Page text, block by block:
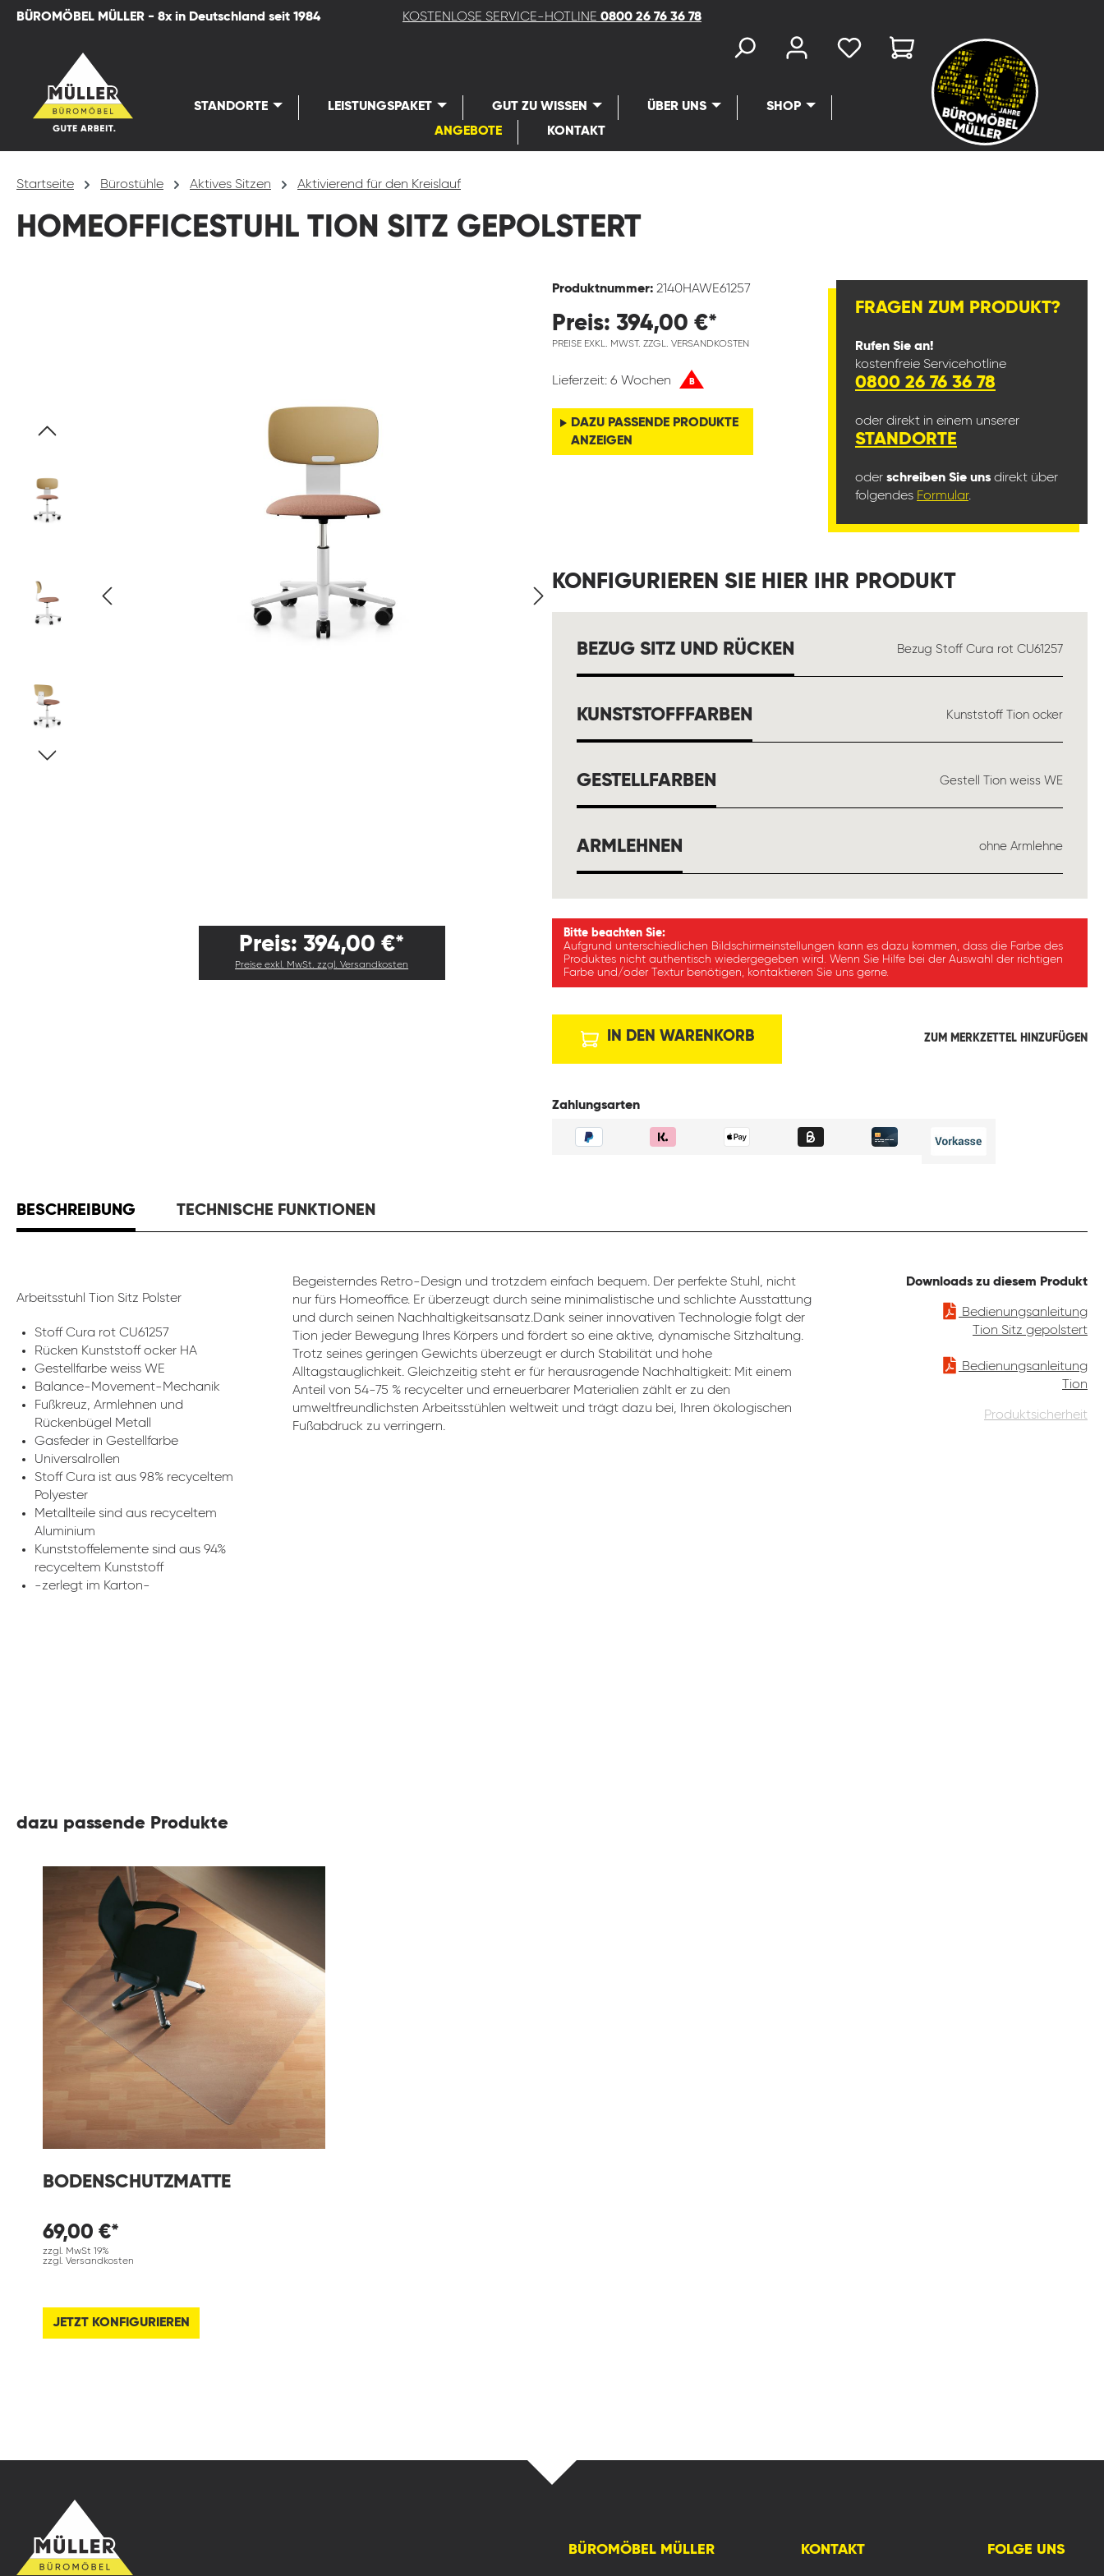
Zur Hauptnavigation springen
BÜROMÖBEL MÜLLER - 8x in Deutschland seit 1984 KOSTENLOSE SERVICE-HOTLINE 0800 26 76 36 78
STANDORTE LEISTUNGSPAKET GUT ZU WISSEN ÜBER UNS
SHOP
ANGEBOTE
KONTAKT
Startseite Bürostühle Aktives Sitzen Aktivierend für den Kreislauf
HOMEOFFICESTUHL TION SITZ GEPOLSTERT
Preis: 394,00 €*
Preise exkl. MwSt. zzgl. Versandkosten
Produktnummer: 2140HAWE61257
Preis: 394,00 €*
PREISE EXKL. MWST. ZZGL. VERSANDKOSTEN
Lieferzeit: 6 Wochen B
DAZU PASSENDE PRODUKTE
ANZEIGEN
FRAGEN ZUM PRODUKT?
Rufen Sie an!
kostenfreie Servicehotline
0800 26 76 36 78
oder direkt in einem unserer
STANDORTE
oder schreiben Sie uns direkt über
folgendes Formular.
KONFIGURIEREN SIE HIER IHR PRODUKT
BEZUG SITZ UND RÜCKEN AUSWÄHLENBezug Stoff Cura rot CU61257
KUNSTSTOFFFARBEN Kunststoff Tion ocker
GESTELLFARBEN Gestell Tion weiss WE
ARMLEHNEN ohne Armlehne
Bitte beachten Sie:
Aufgrund unterschiedlichen Bildschirmeinstellungen kann es dazu kommen, dass die Farbe des
Produktes nicht authentisch wiedergegeben wird. Wenn Sie Hilfe bei der Auswahl der richtigen
Farbe und/oder Textur benötigen, kontaktieren Sie uns gerne.
IN DEN WARENKORB ZUM MERKZETTEL HINZUFÜGEN
Zahlungsarten
BESCHREIBUNG TECHNISCHE FUNKTIONEN
Arbeitsstuhl Tion Sitz Polster
Stoff Cura rot CU61257
Rücken Kunststoff ocker HA
Gestellfarbe weiss WE
Balance-Movement-Mechanik
Fußkreuz, Armlehnen und
Rückenbügel Metall
Gasfeder in Gestellfarbe
Universalrollen
Stoff Cura ist aus 98% recyceltem
Polyester
Metallteile sind aus recyceltem
Aluminium
Kunststoffelemente sind aus 94%
recyceltem Kunststoff
-zerlegt im Karton-
Begeisterndes Retro-Design und trotzdem einfach bequem. Der perfekte Stuhl, nicht
nur fürs Homeoffice. Er überzeugt durch seine minimalistische und schlichte Ausstattung
und durch seinen Nachhaltigkeitsansatz.Dank seiner innovativen Technologie folgt der
Tion jeder Bewegung Ihres Körpers und fördert so eine aktive, dynamische Sitzhaltung.
Trotz seines geringen Gewichts überzeugt er durch Stabilität und hohe
Alltagstauglichkeit. Gleichzeitig steht er für herausragende Nachhaltigkeit: Mit einem
Anteil von 54-75 % recycelter und erneuerbarer Materialien zählt er zu den
umweltfreundlichsten Arbeitsstühlen weltweit und trägt dazu bei, Ihren ökologischen
Fußabdruck zu verringern.
Downloads zu diesem Produkt
Bedienungsanleitung
Tion Sitz gepolstert
Bedienungsanleitung
Tion
Produktsicherheit
dazu passende Produkte
BODENSCHUTZMATTE
69,00 €*
zzgl. MwSt 19%
zzgl. Versandkosten
JETZT KONFIGURIEREN
BÜROMÖBEL MÜLLER KONTAKT FOLGE UNS